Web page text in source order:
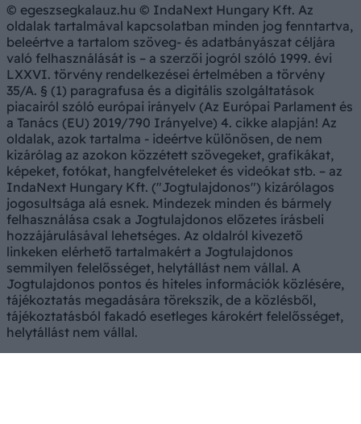
© egeszsegkalauz.hu © IndaNext Hungary Kft. Az
oldalak tartalmával kapcsolatban minden jog fenntartva,
beleértve a tartalom szöveg- és adatbányászat céljára
való felhasználását is – a szerzői jogról szóló 1999. évi
LXXVI. törvény rendelkezései értelmében a törvény
35/A. § (1) paragrafusa és a digitális szolgáltatások
piacairól szóló európai irányelv (Az Európai Parlament és
a Tanács (EU) 2019/790 Irányelve) 4. cikke alapján! Az
oldalak, azok tartalma - ideértve különösen, de nem
kizárólag az azokon közzétett szövegeket, grafikákat,
képeket, fotókat, hangfelvételeket és videókat stb. – az
IndaNext Hungary Kft. ("Jogtulajdonos") kizárólagos
jogosultsága alá esnek. Mindezek minden és bármely
felhasználása csak a Jogtulajdonos előzetes írásbeli
hozzájárulásával lehetséges. Az oldalról kivezető
linkeken elérhető tartalmakért a Jogtulajdonos
semmilyen felelősséget, helytállást nem vállal. A
Jogtulajdonos pontos és hiteles információk közlésére,
tájékoztatás megadására törekszik, de a közlésből,
tájékoztatásból fakadó esetleges károkért felelősséget,
helytállást nem vállal.